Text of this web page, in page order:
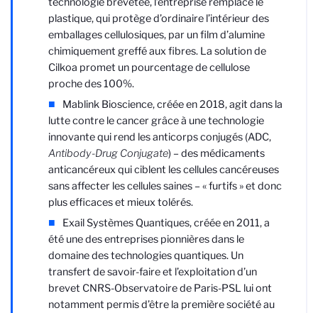
plastique, qui protège d’ordinaire l’intérieur des
emballages cellulosiques, par un film d’alumine
chimiquement greffé aux fibres. La solution de
Cilkoa promet un pourcentage de cellulose
proche des 100%.
Mablink Bioscience, créée en 2018, agit dans la
lutte contre le cancer grâce à une technologie
innovante qui rend les anticorps conjugés (ADC,
Antibody-Drug Conjugate) – des médicaments
anticancéreux qui ciblent les cellules cancéreuses
sans affecter les cellules saines – « furtifs » et donc
plus efficaces et mieux tolérés.
Exail Systèmes Quantiques, créée en 2011, a
été une des entreprises pionnières dans le
domaine des technologies quantiques. Un
transfert de savoir-faire et l’exploitation d’un
brevet CNRS-Observatoire de Paris-PSL lui ont
notamment permis d’être la première société au